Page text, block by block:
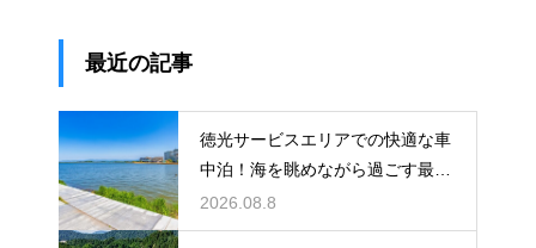
最近の記事
徳光サービスエリアでの快適な車
中泊！海を眺めながら過ごす最高
の朝時間
2026.08.8